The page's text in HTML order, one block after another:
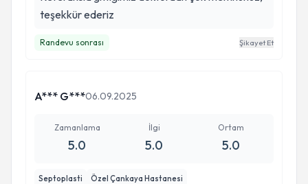
teşekkür ederiz
Randevu sonrası Şikayet Et
A*** G***06.09.2025
Zamanlama
5.0
İlgi
5.0
Ortam
5.0
Septoplasti Özel Çankaya Hastanesi